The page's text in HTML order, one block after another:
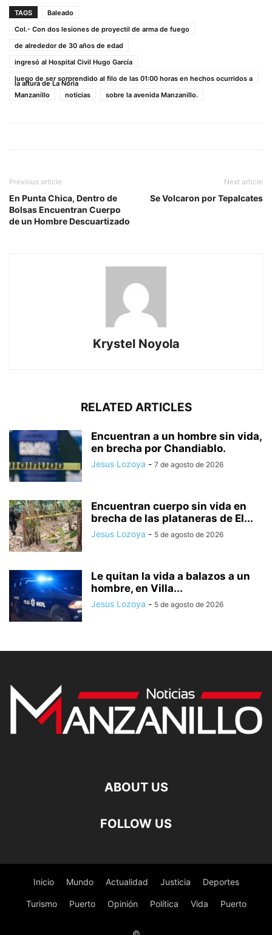
TAGS
Baleado
Col.- Con dos lesiones de proyectil de arma de fuego
de alrededor de 30 años de edad
ingresó al Hospital Civil Hugo García
luego de ser sorprendido al filo de las 01:00 horas en hechos ocurridos a
la altura de La Noria
Manzanillo
noticias sobre la avenida Manzanillo.
Previous article
En Punta Chica, Dentro de
Bolsas Encuentran Cuerpo
de un Hombre Descuartizado
Next article
Se Volcaron por Tepalcates
Krystel Noyola
RELATED ARTICLES
Encuentran a un hombre sin vida,
en brecha por Chandiablo.
Jesus Lozoya - 7 de agosto de 2026
Encuentran cuerpo sin vida en
brecha de las plataneras de El...
Jesus Lozoya - 5 de agosto de 2026
Le quitan la vida a balazos a un
hombre, en Villa...
Jesus Lozoya - 5 de agosto de 2026
ABOUT US
FOLLOW US
Inicio Mundo Actualidad Justicia Deportes
Turismo Puerto Opinión Política Vida Puerto